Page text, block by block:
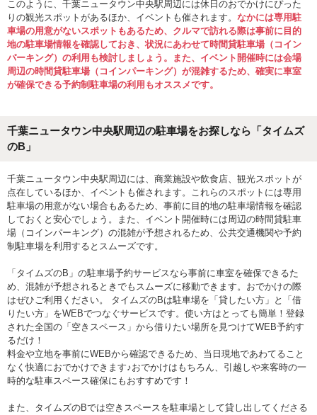
このように、千葉ニュータウン中央駅周辺には休日のおでかけにぴった
りの観光スポットがあるほか、イベントも催されます。 なかには専用駐
車場の用意がないスポットもあるため、クルマで訪れる際は事前に目的
地の駐車場情報を確認しておき、状況にあわせて時間貸駐車場（コイン
パーキング）の利用も検討しましょう。また、イベント開催時には会場
周辺の時間貸駐車場（コインパーキング）が混雑するため、確実に車室
が確保できる予約制駐車場の利用もオススメです。
千葉ニュータウン中央駅周辺の駐車場をお探しなら「タイムズ
のB」
千葉ニュータウン中央駅周辺には、商業施設や飲食店、観光スポットが
点在しているほか、イベントも催されます。これらのスポットには専用
駐車場の用意がない場合もあるため、事前に目的地の駐車場情報を確認
しておくと安心でしょう。また、イベント開催時には周辺の時間貸駐車
場（コインパーキング）の混雑が予想されるため、公共交通機関や予約
制駐車場を利用するとスムーズです。
「タイムズのB」の駐車場予約サービスなら事前に車室を確保できるた
め、混雑が予想されるときでもスムーズに移動できます。おでかけの際
はぜひご利用ください。 タイムズのBは駐車場を「貸したい方」と「借
りたい方」をWEBでつなぐサービスです。使い方はとっても簡単！登録
された全国の「空きスペース」から借りたい場所を見つけてWEB予約す
るだけ！
料金や立地を事前にWEBから確認できるため、当日現地であわてること
なく快適におでかけできます♪おでかけはもちろん、引越しや来客時の一
時的な駐車スペース確保にもおすすめです！
また、タイムズのBでは空きスペースを駐車場として貸し出してくださる